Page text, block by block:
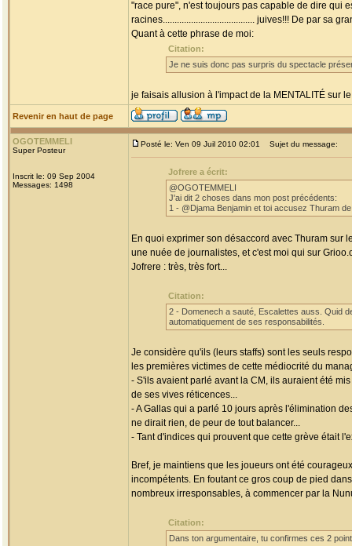
"race pure", n'est toujours pas capable de dire qui
racines....................................... juives!!! De par sa
Quant à cette phrase de moi:
Citation:
Je ne suis donc pas surpris du spectacle
je faisais allusion à l'impact de la MENTALITÉ sur
Revenir en haut de page
OGOTEMMELI
Super Posteur
Inscrit le: 09 Sep 2004
Messages: 1498
Posté le: Ven 09 Juil 2010 02:01 Sujet du message:
Jofrere a écrit:
@OGOTEMMELI
J'ai dit 2 choses dans mon post précédents:
1 - @Djama Benjamin et toi accusez Thuram
En quoi exprimer son désaccord avec Thuram sur
une nuée de journalistes, et c'est moi qui sur
Jofrere : très, très fort...
Citation:
2 - Domenech a sauté, Escalettes auss. Quid
automatiquement de ses responsabilités.
Je considère qu'ils (leurs staffs) sont les seuls
les premières victimes de cette médiocrité du
- S'ils avaient parlé avant la CM, ils auraient été
de ses vives réticences...
- A Gallas qui a parlé 10 jours après l'élimination
ne dirait rien, de peur de tout balancer...
- Tant d'indices qui prouvent que cette grève était
Bref, je maintiens que les joueurs ont été
incompétents. En foutant ce gros coup de pied
nombreux irresponsables, à commencer par la
Citation:
Dans ton argumentaire, tu confirmes ces 2